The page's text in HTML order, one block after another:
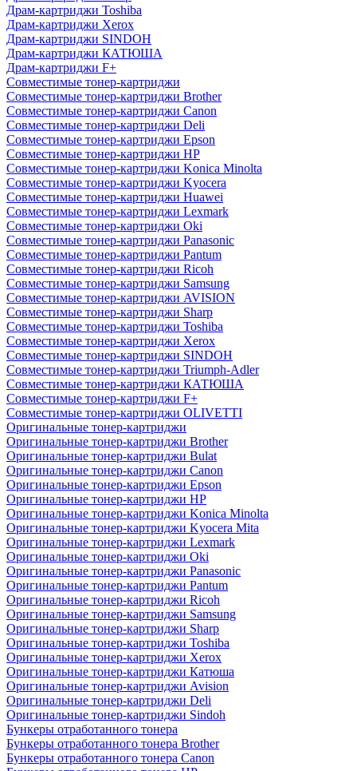
Драм-картриджи Toshiba
Драм-картриджи Xerox
Драм-картриджи SINDOH
Драм-картриджи КАТЮША
Драм-картриджи F+
Совместимые тонер-картриджи
Совместимые тонер-картриджи Brother
Совместимые тонер-картриджи Canon
Совместимые тонер-картриджи Deli
Совместимые тонер-картриджи Epson
Совместимые тонер-картриджи HP
Совместимые тонер-картриджи Konica Minolta
Совместимые тонер-картриджи Kyocera
Совместимые тонер-картриджи Huawei
Совместимые тонер-картриджи Lexmark
Совместимые тонер-картриджи Oki
Совместимые тонер-картриджи Panasonic
Совместимые тонер-картриджи Pantum
Совместимые тонер-картриджи Ricoh
Совместимые тонер-картриджи Samsung
Совместимые тонер-картриджи AVISION
Совместимые тонер-картриджи Sharp
Совместимые тонер-картриджи Toshiba
Совместимые тонер-картриджи Xerox
Совместимые тонер-картриджи SINDOH
Совместимые тонер-картриджи Triumph-Adler
Совместимые тонер-картриджи КАТЮША
Совместимые тонер-картриджи F+
Совместимые тонер-картриджи OLIVETTI
Оригинальные тонер-картриджи
Оригинальные тонер-картриджи Brother
Оригинальные тонер-картриджи Bulat
Оригинальные тонер-картриджи Canon
Оригинальные тонер-картриджи Epson
Оригинальные тонер-картриджи HP
Оригинальные тонер-картриджи Konica Minolta
Оригинальные тонер-картриджи Kyocera Mita
Оригинальные тонер-картриджи Lexmark
Оригинальные тонер-картриджи Oki
Оригинальные тонер-картриджи Panasonic
Оригинальные тонер-картриджи Pantum
Оригинальные тонер-картриджи Ricoh
Оригинальные тонер-картриджи Samsung
Оригинальные тонер-картриджи Sharp
Оригинальные тонер-картриджи Toshiba
Оригинальные тонер-картриджи Xerox
Оригинальные тонер-картриджи Катюша
Оригинальные тонер-картриджи Avision
Оригинальные тонер-картриджи Deli
Оригинальные тонер-картриджи Sindoh
Бункеры отработанного тонера
Бункеры отработанного тонера Brother
Бункеры отработанного тонера Canon